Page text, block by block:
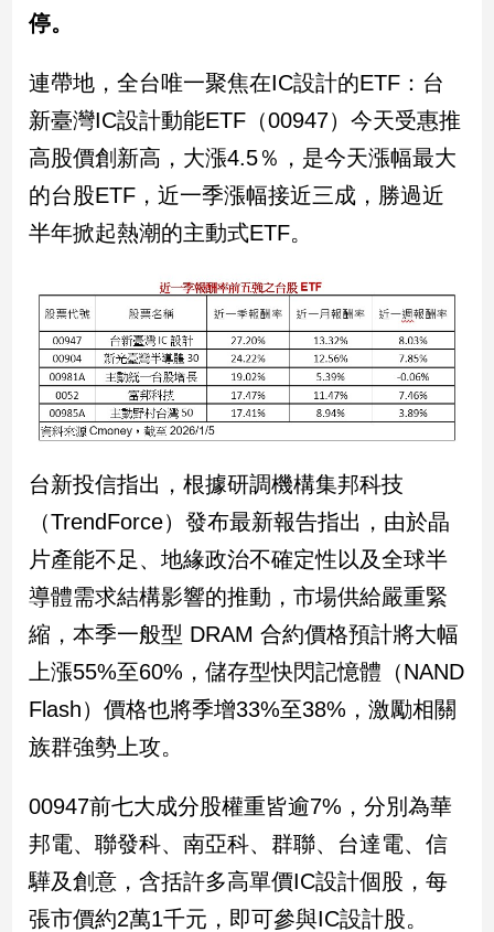
岸/
國
際
社
地
方
病
毒
專
區
台
灣
觀
點
南
台
灣
點
娛
娛
樂
星
停。
連帶地，全台唯一聚焦在IC設計的ETF： 台
新臺灣IC設計動能ETF（00947）今天受惠推
高股價創新高 ，大漲4.5％，是今天漲幅最大
的台股ETF，近一季漲幅接近三成，勝過近
半年掀起熱潮的主動式ETF。
台新投信指出，根據研調機構集邦科技
（TrendForce）發布最新報告指出，由於晶
片產能不足、地緣政治不確定性以及全球半
導體需求結構影響的推動，市場供給嚴重緊
縮，本季一般型 DRAM 合約價格預計將大幅
上漲55%至60%，儲存型快閃記憶體（NAND
Flash）價格也將季增33%至38%，激勵相關
族群強勢上攻。
00947前七大成分股權重皆逾7%，分別為華
邦電、聯發科、南亞科、群聯、台達電、信
驊及創意，含括許多高單價IC設計個股，每
張市價約2萬1千元，即可參與IC設計股。